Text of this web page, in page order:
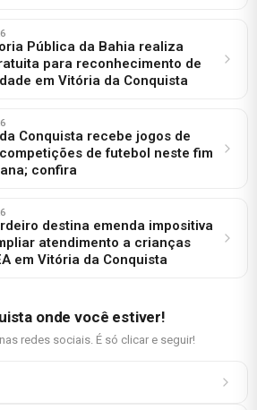
Pública da Bahia realiza
para reconhecimento de
em Vitória da Conquista
Conquista recebe jogos de
de futebol neste fim
confira
destina emenda impositiva
atendimento a crianças
em Vitória da Conquista
onde você estiver!
redes sociais. É só clicar e seguir!